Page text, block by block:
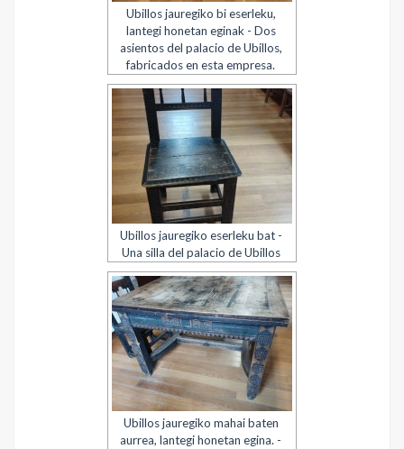
Ubillos jauregiko bi eserleku,
lantegi honetan eginak - Dos
asientos del palacio de Ubillos,
fabricados en esta empresa.
Ubillos jauregiko eserleku bat -
Una silla del palacio de Ubillos
Ubillos jauregiko mahai baten
aurrea, lantegi honetan egina. -